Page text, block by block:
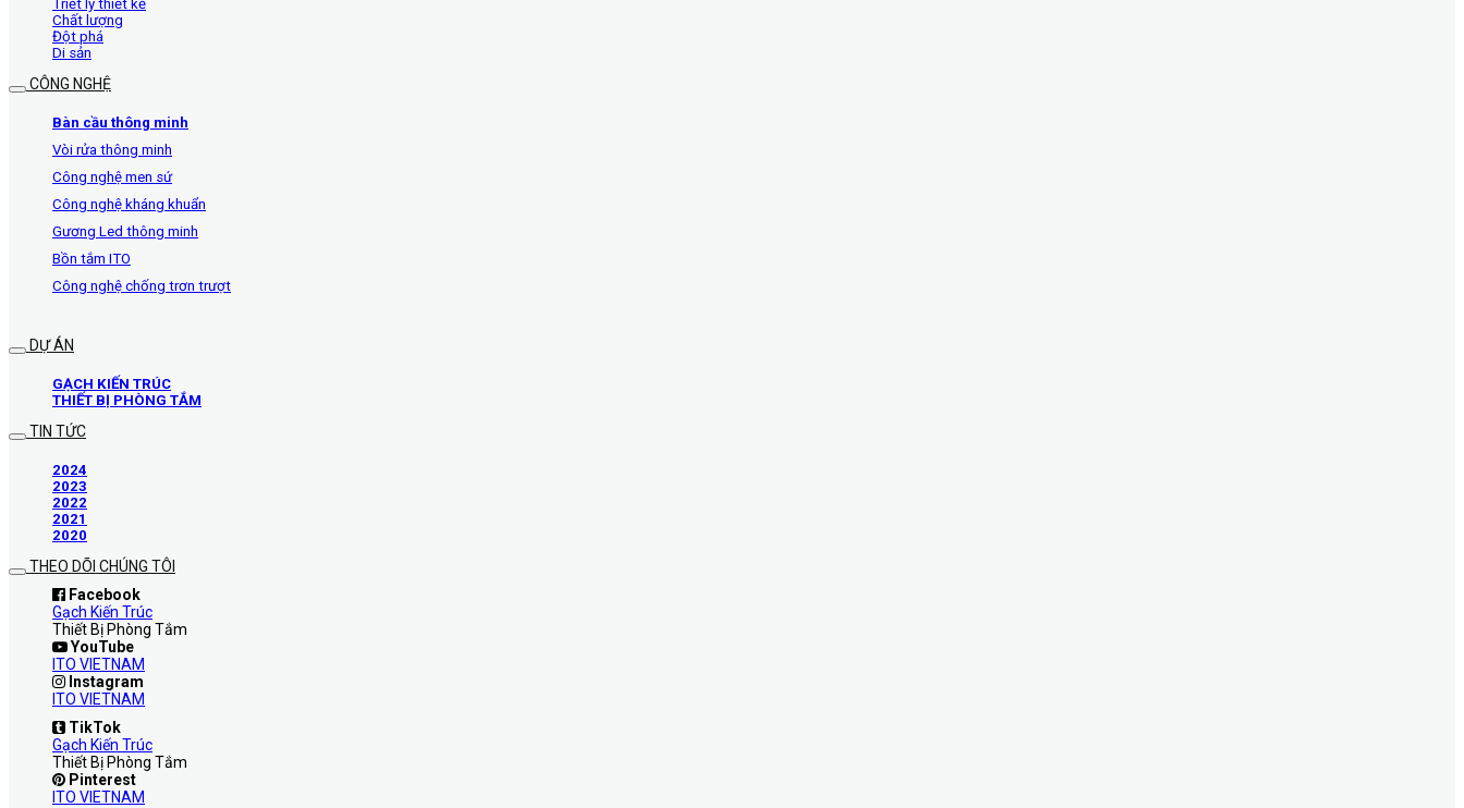
Triết lý thiết kế
Chất lượng
Đột phá
Di sản
CÔNG NGHỆ
Bàn cầu thông minh
Vòi rửa thông minh
Công nghệ men sứ
Công nghệ kháng khuẩn
Gương Led thông minh
Bồn tắm ITO
Công nghệ chống trơn trượt
DỰ ÁN
GẠCH KIẾN TRÚC
THIẾT BỊ PHÒNG TẮM
TIN TỨC
2024
2023
2022
2021
2020
THEO DÕI CHÚNG TÔI
Facebook
Gạch Kiến Trúc
Thiết Bị Phòng Tắm
YouTube
ITO VIETNAM
Instagram
ITO VIETNAM
TikTok
Gạch Kiến Trúc
Thiết Bị Phòng Tắm
Pinterest
ITO VIETNAM